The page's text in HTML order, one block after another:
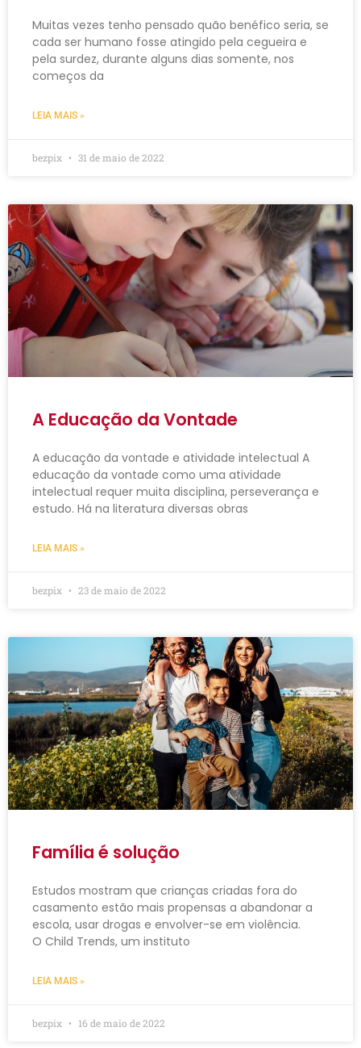
Muitas vezes tenho pensado quão benéfico seria, se
cada ser humano fosse atingido pela cegueira e
pela surdez, durante alguns dias somente, nos
começos da
LEIA MAIS »
bezpix 31 de maio de 2022
A Educação da Vontade
A educação da vontade e atividade intelectual A
educação da vontade como uma atividade
intelectual requer muita disciplina, perseverança e
estudo. Há na literatura diversas obras
LEIA MAIS »
bezpix 23 de maio de 2022
Família é solução
Estudos mostram que crianças criadas fora do
casamento estão mais propensas a abandonar a
escola, usar drogas e envolver-se em violência.
O Child Trends, um instituto
LEIA MAIS »
bezpix 16 de maio de 2022